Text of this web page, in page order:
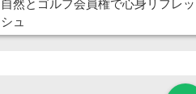
自然とゴルフ会員権で心身リフレッ
シュ